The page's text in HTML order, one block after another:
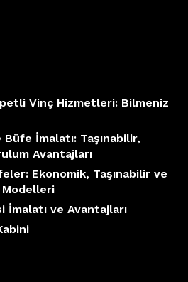
Vinç Hizmetleri: Bilmeniz
İmalatı: Taşınabilir,
Avantajları
Ekonomik, Taşınabilir ve
İmalatı ve Avantajları